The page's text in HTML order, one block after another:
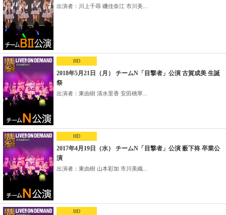
出演者：川上千尋 磯佳奈江 市川美...
HD
2018年5月21日（月） チームN「目撃者」公演 古賀成美 生誕
祭
出演者：東由樹 清水里香 安田桃寧...
HD
2017年4月19日（水） チームN「目撃者」公演 薮下柊 卒業公
演
出演者：東由樹 山本彩加 市川美織...
HD